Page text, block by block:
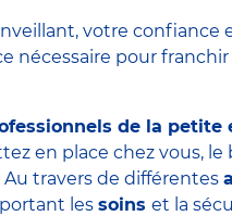
votre
nécessaire pour
de la petite
en place chez vous, le
Au travers de différentes
les soins et la